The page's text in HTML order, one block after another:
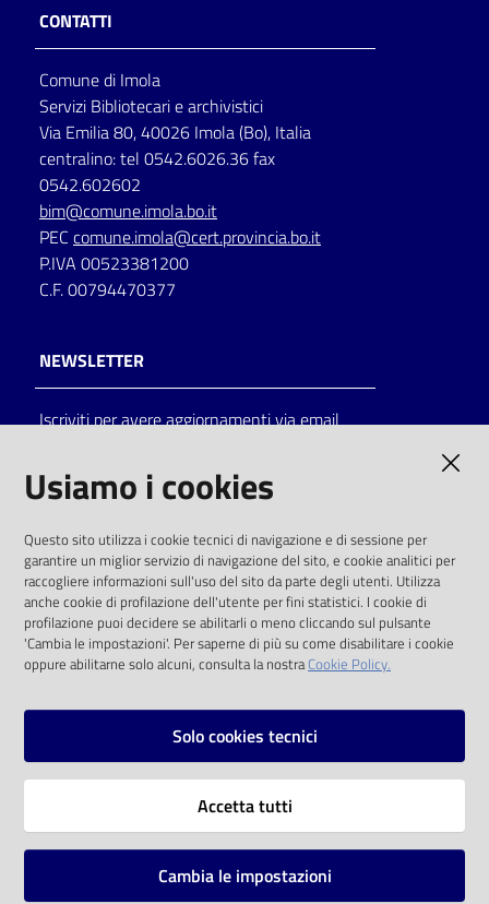
Seguici
su
on line
Eventi
Chiedi al
bibliotecario
Avvisi
CONTATTI
Comune di Imola
Servizi Bibliotecari e archivistici
Via Emilia 80, 40026 Imola (Bo), Italia
centralino: tel 0542.6026.36 fax
0542.602602
bim@comune.imola.bo.it
PEC comune.imola@cert.provincia.bo.it
P.IVA 00523381200
C.F. 00794470377
NEWSLETTER
Iscriviti per avere aggiornamenti via email
solo alle condizioni previste dalla direttiva
comunitaria 2003/98/CE e dal d.lgs. 36/2006
SOCIAL
Instagram
Vai alla pagina
Usiamo i cookies
Questo sito utilizza i cookie tecnici di navigazione e di sessione per
garantire un miglior servizio di navigazione del sito, e cookie analitici per
raccogliere informazioni sull'uso del sito da parte degli utenti. Utilizza
anche cookie di profilazione dell'utente per fini statistici. I cookie di
profilazione puoi decidere se abilitarli o meno cliccando sul pulsante
'Cambia le impostazioni'. Per saperne di più su come disabilitare i cookie
oppure abilitarne solo alcuni, consulta la nostraCookie Policy.
Solo cookies tecnici
Accetta tutti
Cambia le impostazioni